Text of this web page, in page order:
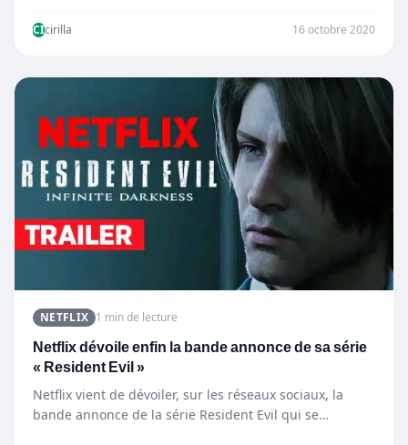
CIcirilla 16 octobre 2020
NETFLIX 1 min de lecture
Netflix dévoile enfin la bande annonce de sa série
« Resident Evil »
Netflix vient de dévoiler, sur les réseaux sociaux, la
bande annonce de la série Resident Evil qui se…